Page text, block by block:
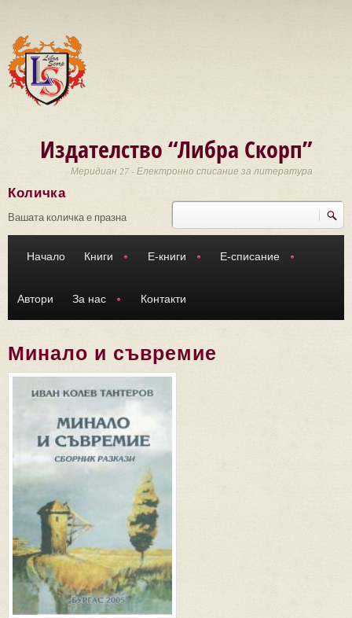
Издателство “Либра Скорп”
Меридиан 27 - Електронно списание за литература
Търси
Количка
Вашата количка е празна
Начало Книги Е-книги Е-списание
Автори За нас Контакти
Минало и съвремие